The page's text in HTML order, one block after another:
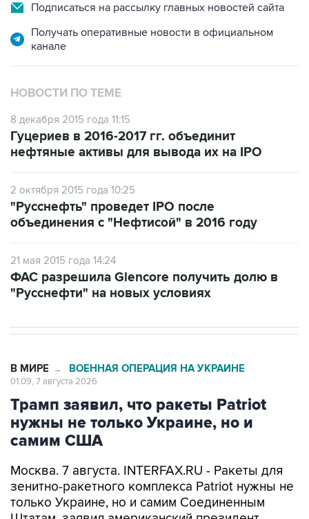
Подписаться на рассылку главных новостей сайта
Получать оперативные новости в официальном
канале
НОВОСТИ ПО ТЕМЕ
8 декабря 2015 года 11:15
Гуцериев в 2016-2017 гг. объединит
нефтяные активы для вывода их на IPO
2 октября 2015 года 10:25
"Русснефть" проведет IPO после
объединения с "Нефтисой" в 2016 году
21 мая 2015 года 14:24
ФАС разрешила Glencore получить долю в
"Русснефти" на новых условиях
В МИРЕ → ВОЕННАЯ ОПЕРАЦИЯ НА УКРАИНЕ
01:09, 7 августа 2026
Трамп заявил, что ракеты Patriot
нужны не только Украине, но и
самим США
Москва. 7 августа. INTERFAX.RU - Ракеты для
зенитно-ракетного комплекса Patriot нужны не
только Украине, но и самим Соединенным